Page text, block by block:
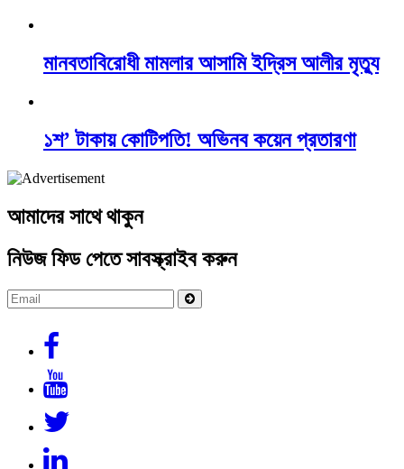
মানবতাবিরোধী মামলার আসামি ইদ্রিস আলীর মৃত্যু
১শ’ টাকায় কোটিপতি! অভিনব কয়েন প্রতারণা
আমাদের সাথে থাকুন
নিউজ ফিড পেতে সাবস্ক্রাইব করুন